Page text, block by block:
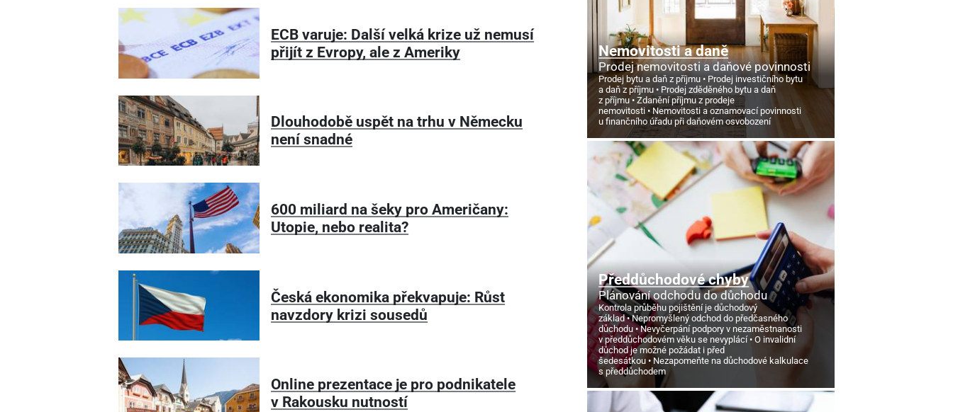
ECB varuje: Další velká krize už nemusí
přijít z Evropy, ale z Ameriky
Dlouhodobě uspět na trhu v Německu
není snadné
600 miliard na šeky pro Američany:
Utopie, nebo realita?
Česká ekonomika překvapuje: Růst
navzdory krizi sousedů
Online prezentace je pro podnikatele
v Rakousku nutností
Nemovitosti a daně
Prodej nemovitosti a daňové povinnosti
Prodej bytu a daň z příjmu
Prodej investičního bytu
a daň z příjmu
Prodej zděděného bytu a daň
z příjmu
Zdanění příjmu z prodeje
nemovitosti
Nemovitosti a oznamovací povinnosti
u finančního úřadu při daňovém osvobození
Předdůchodové chyby
Plánování odchodu do důchodu
Kontrola průběhu pojištění je důchodový
základ
Nepromyšlený odchod do předčasného
důchodu
Nevyčerpání podpory v nezaměstnanosti
v předdůchodovém věku se nevyplácí
O invalidní
důchod je možné požádat i před
šedesátkou
Nezapomeňte na důchodové kalkulace
s předdůchodem